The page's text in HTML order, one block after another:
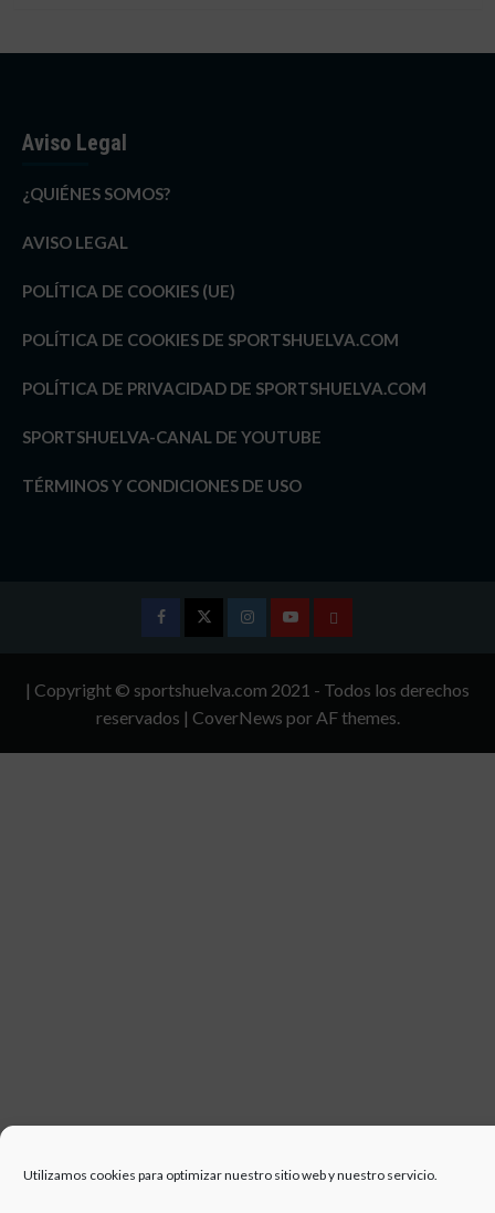
Utilizamos cookies para optimizar nuestro sitio web y nuestro servicio.
Aviso Legal
¿QUIÉNES SOMOS?
AVISO LEGAL
POLÍTICA DE COOKIES (UE)
POLÍTICA DE COOKIES DE SPORTSHUELVA.COM
POLÍTICA DE PRIVACIDAD DE SPORTSHUELVA.COM
SPORTSHUELVA-CANAL DE YOUTUBE
TÉRMINOS Y CONDICIONES DE USO
InstagramYoutubeTÉRMINOS
CONDICIONES
| Copyright © sportshuelva.com 2021 - Todos los derechos
reservados | CoverNews por AF themes.